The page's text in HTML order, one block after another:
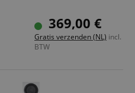
Hz
369,00 €
Gratis verzenden (NL) incl.
BTW